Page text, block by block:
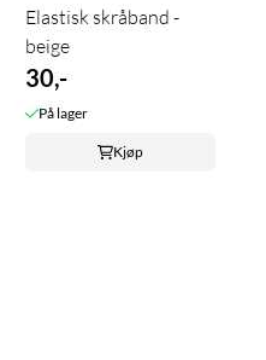
Elastisk skråband -
beige
30,-
På lager
Kjøp